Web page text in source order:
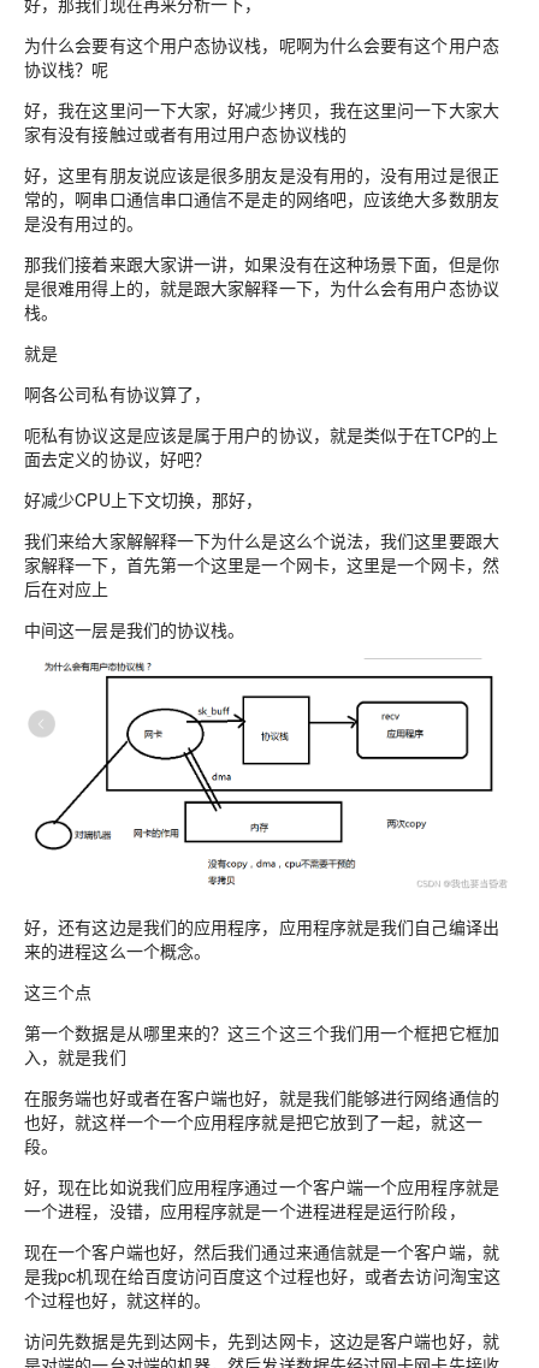
为什么会要有这个用户态协议栈，呢啊为什么会要有这个用户态
协议栈？呢
好，我在这里问一下大家，好减少拷贝，我在这里问一下大家大
家有没有接触过或者有用过用户态协议栈的
好，这里有朋友说应该是很多朋友是没有用的，没有用过是很正
常的，啊串口通信串口通信不是走的网络吧，应该绝大多数朋友
是没有用过的。
那我们接着来跟大家讲一讲，如果没有在这种场景下面，但是你
是很难用得上的，就是跟大家解释一下，为什么会有用户态协议
栈。
就是
啊各公司私有协议算了，
呃私有协议这是应该是属于用户的协议，就是类似于在TCP的上
面去定义的协议，好吧？
好减少CPU上下文切换，那好，
我们来给大家解解释一下为什么是这么个说法，我们这里要跟大
家解释一下，首先第一个这里是一个网卡，这里是一个网卡，然
后在对应上
中间这一层是我们的协议栈。
好，还有这边是我们的应用程序，应用程序就是我们自己编译出
来的进程这么一个概念。
这三个点
第一个数据是从哪里来的？这三个这三个我们用一个框把它框加
入，就是我们
在服务端也好或者在客户端也好，就是我们能够进行网络通信的
也好，就这样一个一个应用程序就是把它放到了一起，就这一
段。
好，现在比如说我们应用程序通过一个客户端一个应用程序就是
一个进程，没错，应用程序就是一个进程进程是运行阶段，
现在一个客户端也好，然后我们通过来通信就是一个客户端，就
是我pc机现在给百度访问百度这个过程也好，或者去访问淘宝这
个过程也好，就这样的。
访问先数据是先到达网卡，先到达网卡，这边是客户端也好，就